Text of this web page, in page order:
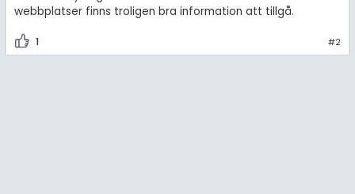
webbplatser finns troligen bra information att tillgå.
1 #2